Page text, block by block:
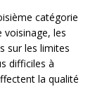
catégorie
les
sur les limites
difficiles à
la qualité